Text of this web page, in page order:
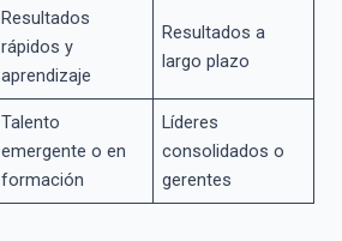
Resultados
rápidos y
aprendizaje
Resultados a
largo plazo
Talento
emergente o en
formación
Líderes
consolidados o
gerentes